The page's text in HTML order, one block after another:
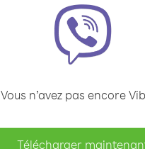
Vous n’avez pas encore
Télécharger